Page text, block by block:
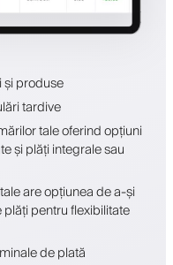
produse
tardive
tale oferind opțiuni
și plăți integrale sau
are opțiunea de a-și
pentru flexibilitate
de plată